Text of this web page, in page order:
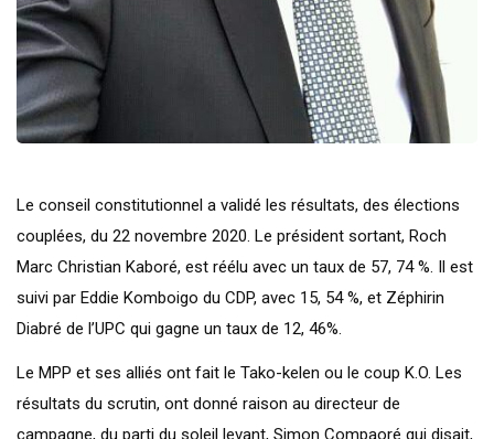
Le conseil constitutionnel a validé les résultats, des élections
couplées, du 22 novembre 2020. Le président sortant, Roch
Marc Christian Kaboré, est réélu avec un taux de 57, 74 %. Il est
suivi par Eddie Komboigo du CDP, avec 15, 54 %, et Zéphirin
Diabré de l’UPC qui gagne un taux de 12, 46%.
Le MPP et ses alliés ont fait le Tako-kelen ou le coup K.O. Les
résultats du scrutin, ont donné raison au directeur de
campagne, du parti du soleil levant, Simon Compaoré qui disait,